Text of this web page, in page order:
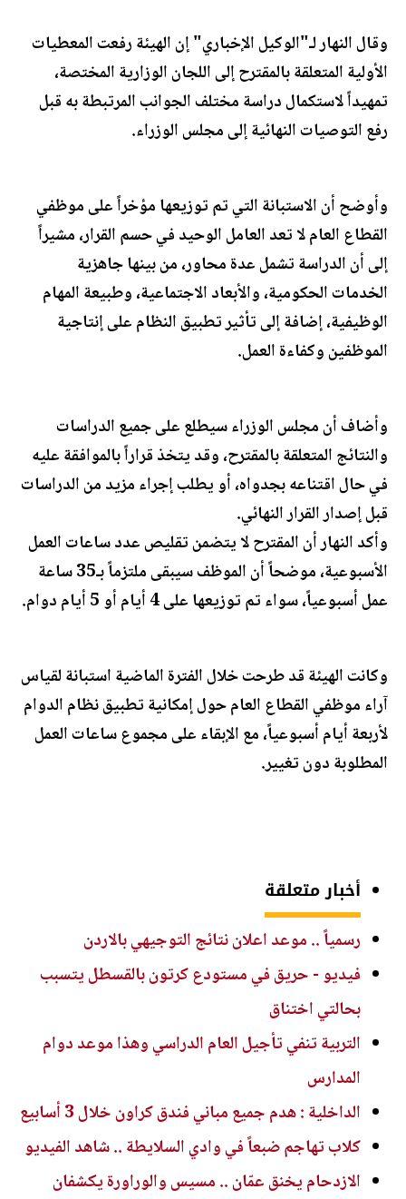
وقال النهار لـ"الوكيل الإخباري" إن الهيئة رفعت المعطيات
الأولية المتعلقة بالمقترح إلى اللجان الوزارية المختصة،
تمهيداً لاستكمال دراسة مختلف الجوانب المرتبطة به قبل
رفع التوصيات النهائية إلى مجلس الوزراء.
وأوضح أن الاستبانة التي تم توزيعها مؤخراً على موظفي
القطاع العام لا تعد العامل الوحيد في حسم القرار، مشيراً
إلى أن الدراسة تشمل عدة محاور، من بينها جاهزية
الخدمات الحكومية، والأبعاد الاجتماعية، وطبيعة المهام
الوظيفية، إضافة إلى تأثير تطبيق النظام على إنتاجية
الموظفين وكفاءة العمل.
وأضاف أن مجلس الوزراء سيطلع على جميع الدراسات
والنتائج المتعلقة بالمقترح، وقد يتخذ قراراً بالموافقة عليه
في حال اقتناعه بجدواه، أو يطلب إجراء مزيد من الدراسات
قبل إصدار القرار النهائي.
وأكد النهار أن المقترح لا يتضمن تقليص عدد ساعات العمل
الأسبوعية، موضحاً أن الموظف سيبقى ملتزماً بـ35 ساعة
عمل أسبوعياً، سواء تم توزيعها على 4 أيام أو 5 أيام دوام.
وكانت الهيئة قد طرحت خلال الفترة الماضية استبانة لقياس
آراء موظفي القطاع العام حول إمكانية تطبيق نظام الدوام
لأربعة أيام أسبوعياً، مع الإبقاء على مجموع ساعات العمل
المطلوبة دون تغيير.
أخبار متعلقة
رسمياً .. موعد اعلان نتائج التوجيهي بالاردن
فيديو - حريق في مستودع كرتون بالقسطل يتسبب
بحالتي اختناق
التربية تنفي تأجيل العام الدراسي وهذا موعد دوام
المدارس
الداخلية : هدم جميع مباني فندق كراون خلال 3 أسابيع
كلاب تهاجم ضبعاً في وادي السلايطة .. شاهد الفيديو
الازدحام يخنق عمّان .. مسيس والوراورة يكشفان